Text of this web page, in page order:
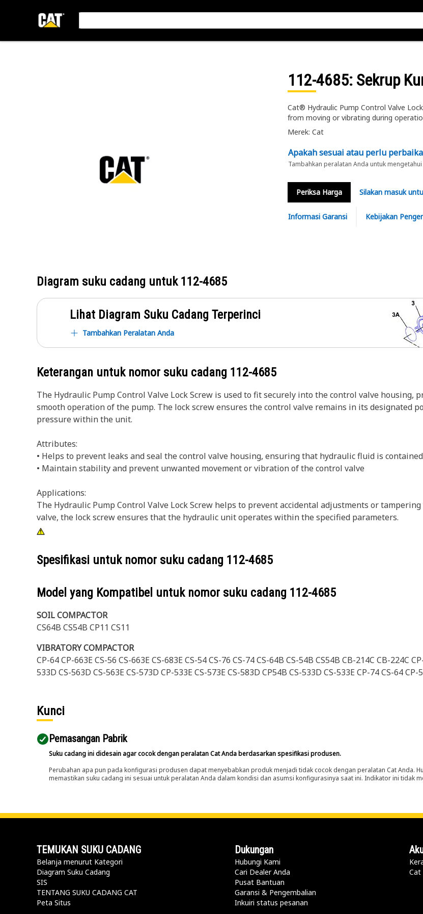
112-4685: Sekrup
Cat® Hydraulic Pump Control Valve
from moving or vibrating during
Merek: Cat
Apakah sesuai atau perlu
Tambahkan peralatan Anda untuk
Periksa Harga Silakan masuk
Informasi Garansi Kebijakan
Diagram suku cadang untuk112-4685
Lihat Diagram Suku Cadang Terperinci
Tambahkan Peralatan Anda
Keterangan untuk nomor suku cadang 112-4685
The Hydraulic Pump Control Valve Lock Screw is used to fit securely into the control valve
smooth operation of the pump. The lock screw ensures the control valve remains in its designated
pressure within the unit.
Attributes:
• Helps to prevent leaks and seal the control valve housing, ensuring that hydraulic fluid is
• Maintain stability and prevent unwanted movement or vibration of the control valve
Applications:
The Hydraulic Pump Control Valve Lock Screw helps to prevent accidental adjustments or
valve, the lock screw ensures that the hydraulic unit operates within the specified parameters.
Spesifikasi untuk nomor suku cadang 112-4685
Model yang Kompatibel untuk nomor suku cadang 112-4685
SOIL COMPACTOR
CS64B CS54B CP11 CS11
VIBRATORY COMPACTOR
CP-64 CP-663E CS-56 CS-663E CS-683E CS-54 CS-76 CS-74 CS-64B CS-54B CS54B CB-214C CB-224C
533D CS-563D CS-563E CS-573D CP-533E CS-573E CS-583D CP54B CS-533D CS-533E CP-74 CS-64 CP-
Kunci
Pemasangan Pabrik
Suku cadang ini didesain agar cocok dengan peralatan Cat Anda berdasarkan spesifikasi produsen.
Perubahan apa pun pada konfigurasi produsen dapat menyebabkan produk menjadi tidak cocok dengan peralatan Cat Anda.
memastikan suku cadang ini sesuai untuk peralatan Anda dalam kondisi dan asumsi konfigurasinya saat ini. Indikator ini tidak
TEMUKAN SUKU CADANG
Belanja menurut Kategori
Diagram Suku Cadang
SIS
TENTANG SUKU CADANG CAT
Peta Situs
Dukungan
Hubungi Kami
Cari Dealer Anda
Pusat Bantuan
Garansi & Pengembalian
Inkuiri status pesanan
Cat